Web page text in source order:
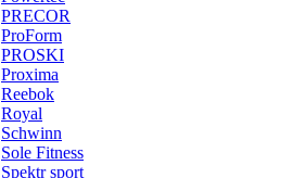
PRECOR
ProForm
PROSKI
Proxima
Reebok
Royal
Schwinn
Sole Fitness
Spektr sport